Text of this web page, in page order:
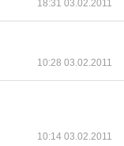
18:31 03.02.2011
10:28 03.02.2011
10:14 03.02.2011